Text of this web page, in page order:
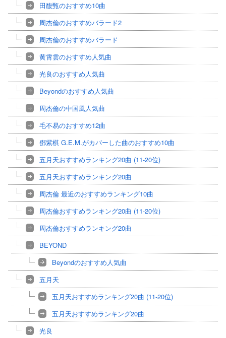
田馥甄のおすすめ10曲
周杰倫のおすすめバラード2
周杰倫のおすすめバラード
黄霄雲のおすすめ人気曲
光良のおすすめ人気曲
Beyondのおすすめ人気曲
周杰倫の中国風人気曲
毛不易のおすすめ12曲
鄧紫棋 G.E.M.がカバーした曲のおすすめ10曲
五月天おすすめランキング20曲 (11-20位)
五月天おすすめランキング20曲
周杰倫 最近のおすすめランキング10曲
周杰倫おすすめランキング20曲 (11-20位)
周杰倫おすすめランキング20曲
BEYOND
Beyondのおすすめ人気曲
五月天
五月天おすすめランキング20曲 (11-20位)
五月天おすすめランキング20曲
光良